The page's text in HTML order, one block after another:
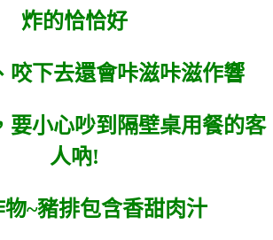
炸的恰恰好
咬下去還會咔滋咔滋作響
要小心吵到隔壁桌用餐的客
人吶!
~豬排包含香甜肉汁